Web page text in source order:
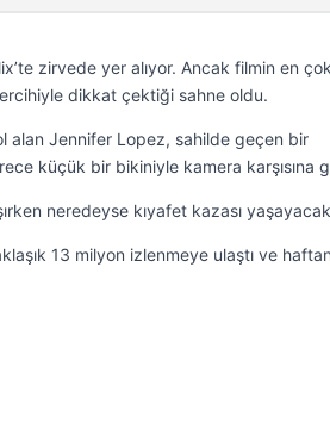
zirvede yer alıyor. Ancak filmin en çok
dikkat çektiği sahne oldu.
alan Jennifer Lopez, sahilde geçen bir
küçük bir bikiniyle kamera karşısına
neredeyse kıyafet kazası
13 milyon izlenmeye ulaştı ve